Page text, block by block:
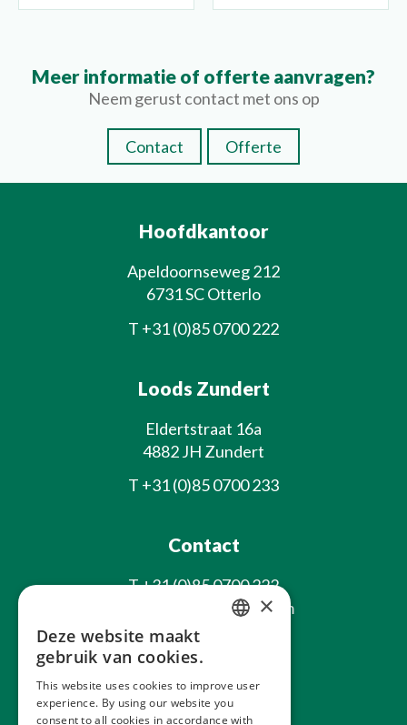
Meer informatie of offerte aanvragen?
Neem gerust contact met ons op
Contact Offerte
Hoofdkantoor
Apeldoornseweg 212
6731 SC Otterlo
T +31 (0)85 0700 222
Loods Zundert
Eldertstraat 16a
4882 JH Zundert
T +31 (0)85 0700 233
Contact
T+31 (0)85 0700 222
info@laxsjonplants.com
Blijf op de hoogte
×
Deze website maakt
gebruik van cookies.
This website uses cookies to improve user
experience. By using our website you
consent to all cookies in accordance with